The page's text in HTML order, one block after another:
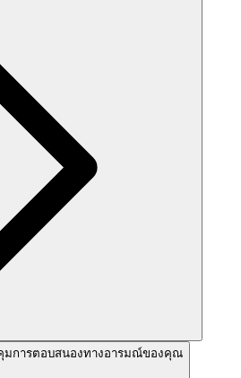
มการตอบสนองทางอารมณ์ของคุณ